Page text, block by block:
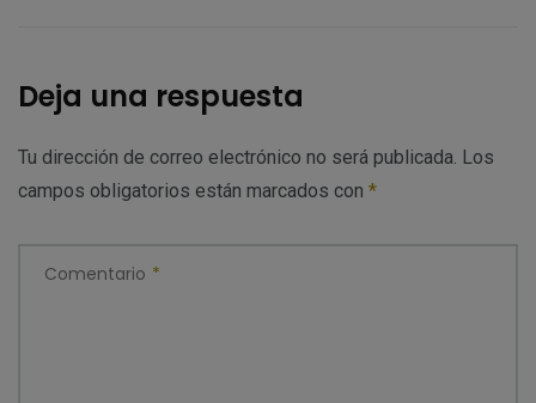
Deja una respuesta
Tu dirección de correo electrónico no será publicada. Los
campos obligatorios están marcados con *
Comentario *